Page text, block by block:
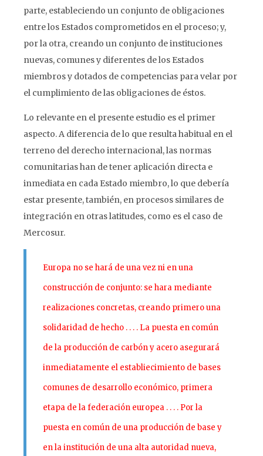
parte, estableciendo un conjunto de obligaciones
entre los Estados comprometidos en el proceso; y,
por la otra, creando un conjunto de instituciones
nuevas, comunes y diferentes de los Estados
miembros y dotados de competencias para velar por
el cumplimiento de las obligaciones de éstos.
Lo relevante en el presente estudio es el primer
aspecto. A diferencia de lo que resulta habitual en el
terreno del derecho internacional, las normas
comunitarias han de tener aplicación directa e
inmediata en cada Estado miembro, lo que debería
estar presente, también, en procesos similares de
integración en otras latitudes, como es el caso de
Mercosur.
Europa no se hará de una vez ni en una
construcción de conjunto: se hara mediante
realizaciones concretas, creando primero una
solidaridad de hecho . . . . La puesta en común
de la producción de carbón y acero asegurará
inmediatamente el establiecimiento de bases
comunes de desarrollo económico, primera
etapa de la federación europea . . . . Por la
puesta en común de una producción de base y
en la institución de una alta autoridad nueva,